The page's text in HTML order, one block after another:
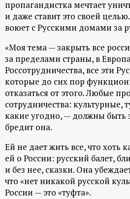
а
ц
и
о
н
н
ы
й
пропагандистка мечтает
и даже ставит это своей
воюет с Русскими домами за
«Моя тема — закрыть все
за пределами страны, в
Россотрудничества, все эти
которые до сих пор
отказаться от этого. Любые
сотрудничества: культурные,
какие угодно, — должны быть
бредит она.
Ей не дает жить все, что хоть
ей о России: русский балет,
и без нее, сказки. Она
что «нет никакой русской
России — это «туфта».